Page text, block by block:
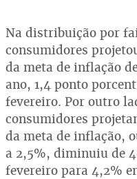
Na distribuição por
consumidores
da meta de inflação
ano, 1,4 ponto
fevereiro. Por outro
consumidores
da meta de inflação,
a 2,5%, diminuiu de
fevereiro para 4,2%